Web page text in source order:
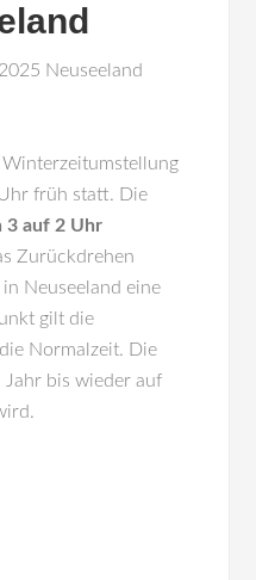
früh statt. Die
3 auf 2 Uhr
Zurückdrehen
Neuseeland eine
gilt die
Normalzeit. Die
bis wieder auf